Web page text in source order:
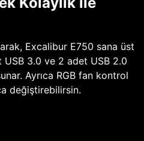
Excalibur E750 sana üst
3.0 ve 2 adet USB 2.0
Ayrıca RGB fan kontrol
değiştirebilirsin.